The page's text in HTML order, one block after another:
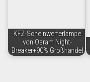
KFZ-Scheinwerferlampe
von Osram Night-
Breaker+90% Großhandel